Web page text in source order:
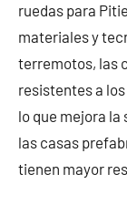
ruedas para
materiales y
terremotos, las
resistentes a
lo que mejora la
las casas
tienen mayor